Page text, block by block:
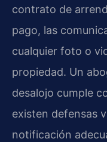
contrato de
pago, las
cualquier foto o
propiedad. Un
desalojo cumple
existen defensas
notificación